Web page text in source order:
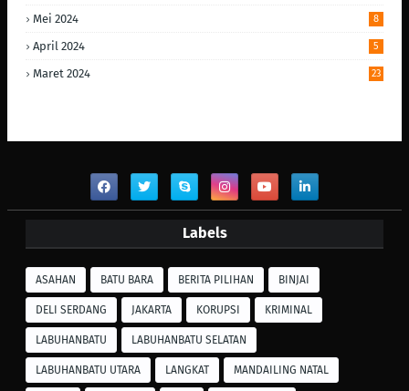
Mei 2024 8
April 2024 5
Maret 2024 23
Labels
ASAHAN BATU BARA BERITA PILIHAN BINJAI
DELI SERDANG JAKARTA KORUPSI KRIMINAL
LABUHANBATU LABUHANBATU SELATAN
LABUHANBATU UTARA LANGKAT MANDAILING NATAL